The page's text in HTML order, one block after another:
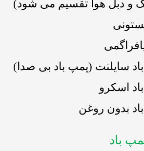
و دبل هوا تقسیم می شود)
سایلنت (پمپ باد بی صدا)
اسکرو
بدون روغن
باد